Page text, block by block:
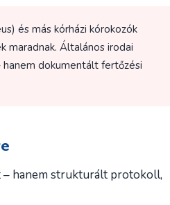
és más kórházi kórokozók
maradnak. Általános irodai
dokumentált fertőzési
– hanem strukturált protokoll,